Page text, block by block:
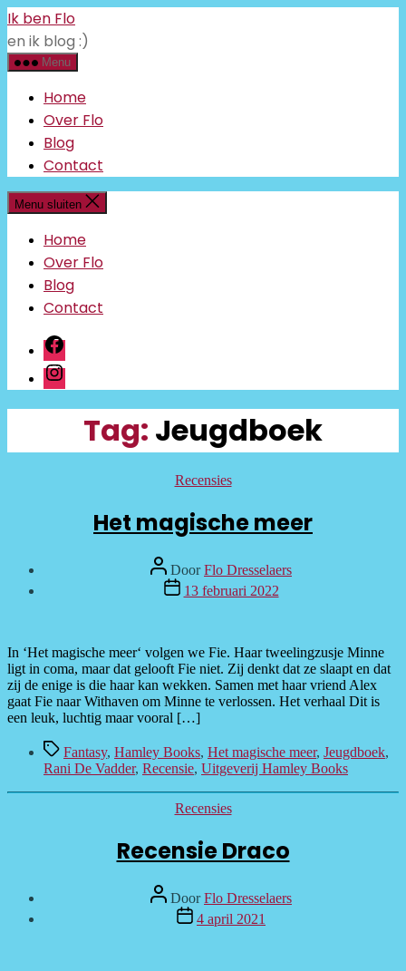
Ga
naar
de
inhoud
Ik ben Flo
en ik blog :)
Menu
Home
Over Flo
Blog
Contact
Menu sluiten
Home
Over Flo
Blog
Contact
facebook
instagram
Tag: Jeugdboek
Categorieën
Recensies
Het magische meer
Bericht
auteur
DoorFlo Dresselaers
Berichtdatum
13 februari 2022
In ‘Het magische meer‘ volgen we Fie. Haar tweelingzusje Minne
ligt in coma, maar dat gelooft Fie niet. Zij denkt dat ze slaapt en dat
zij de enige is die haar kan wekken. Samen met haar vriend Alex
gaat Fie naar Withaven om Minne te verlossen. Het verhaal Dit is
een leuk, luchtig maar vooral […]
TagsFantasy, Hamley Books, Het magische meer, Jeugdboek,
Rani De Vadder, Recensie, Uitgeverij Hamley Books
Categorieën
Recensies
Recensie Draco
Bericht
auteur
DoorFlo Dresselaers
Berichtdatum
4 april 2021